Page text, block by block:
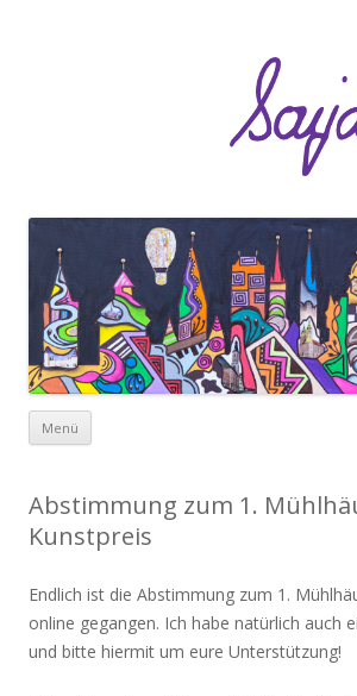
Menü
Abstimmung zum 1.
Kunstpreis
Endlich ist die Abstimmung zum 1.
online gegangen. Ich habe natürlich auch
und bitte hiermit um eure Unterstützung!